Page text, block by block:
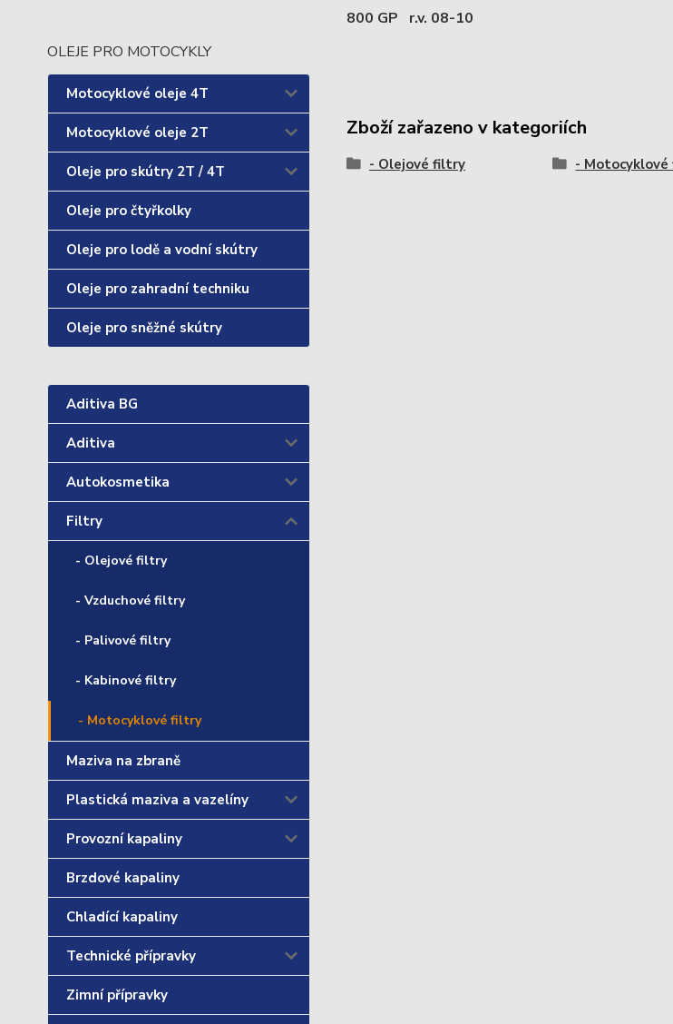
OLEJE PRO MOTOCYKLY
Motocyklové oleje 4T
Motocyklové oleje 2T
Oleje pro skútry 2T / 4T
Oleje pro čtyřkolky
Oleje pro lodě a vodní skútry
Oleje pro zahradní techniku
Oleje pro sněžné skútry
Aditiva BG
Aditiva
Autokosmetika
Filtry
- Olejové filtry
- Vzduchové filtry
- Palivové filtry
- Kabinové filtry
- Motocyklové filtry
Maziva na zbraně
Plastická maziva a vazelíny
Provozní kapaliny
Brzdové kapaliny
Chladící kapaliny
Technické přípravky
Zimní přípravky
800 GP r.v. 08-10
Zboží zařazeno v kategoriích
- Olejové filtry -